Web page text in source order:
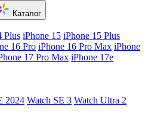
Каталог
Plus iPhone 15 iPhone 15 Plus
16 Pro iPhone 16 Pro Max iPhone
17 Pro Max iPhone 17e
2024 Watch SE 3 Watch Ultra 2